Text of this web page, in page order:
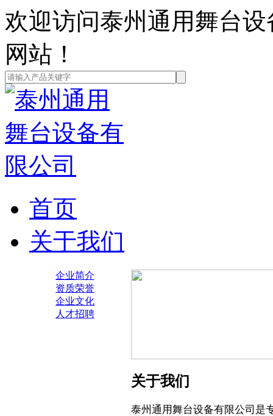
欢迎访问泰州通用舞台
网站！
首页
关于我们
企业简介
资质荣誉
企业文化
人才招聘
关于我们
泰州通用舞台设备有限公司是